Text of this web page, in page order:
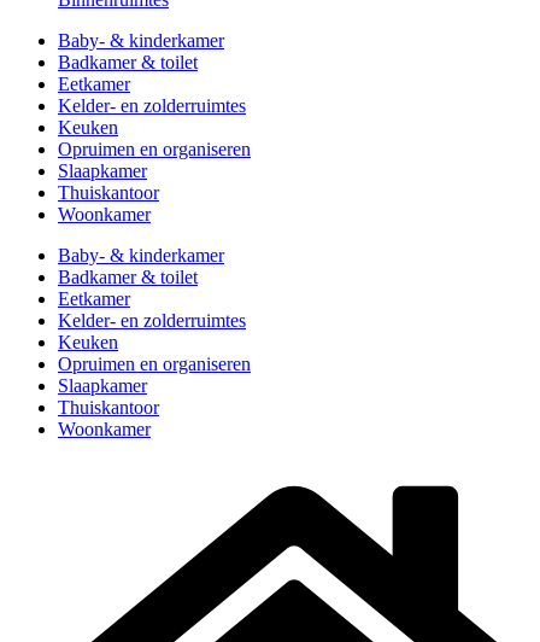
Baby- & kinderkamer
Badkamer & toilet
Eetkamer
Kelder- en zolderruimtes
Keuken
Opruimen en organiseren
Slaapkamer
Thuiskantoor
Woonkamer
Baby- & kinderkamer
Badkamer & toilet
Eetkamer
Kelder- en zolderruimtes
Keuken
Opruimen en organiseren
Slaapkamer
Thuiskantoor
Woonkamer